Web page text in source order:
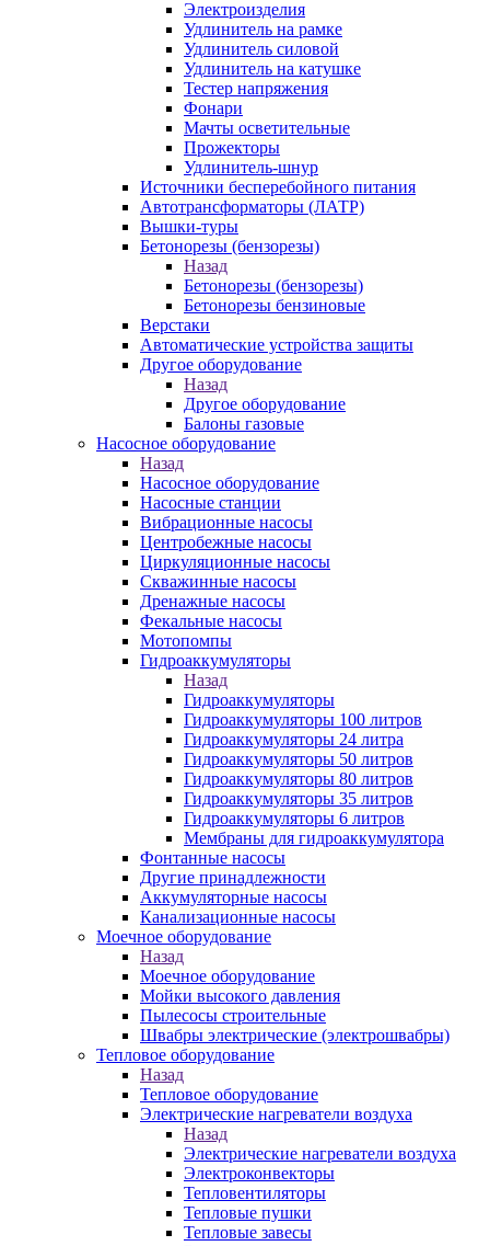
Электроизделия
Удлинитель на рамке
Удлинитель силовой
Удлинитель на катушке
Тестер напряжения
Фонари
Мачты осветительные
Прожекторы
Удлинитель-шнур
Источники бесперебойного питания
Автотрансформаторы (ЛАТР)
Вышки-туры
Бетонорезы (бензорезы)
Назад
Бетонорезы (бензорезы)
Бетонорезы бензиновые
Верстаки
Автоматические устройства защиты
Другое оборудование
Назад
Другое оборудование
Балоны газовые
Насосное оборудование
Назад
Насосное оборудование
Насосные станции
Вибрационные насосы
Центробежные насосы
Циркуляционные насосы
Скважинные насосы
Дренажные насосы
Фекальные насосы
Мотопомпы
Гидроаккумуляторы
Назад
Гидроаккумуляторы
Гидроаккумуляторы 100 литров
Гидроаккумуляторы 24 литра
Гидроаккумуляторы 50 литров
Гидроаккумуляторы 80 литров
Гидроаккумуляторы 35 литров
Гидроаккумуляторы 6 литров
Мембраны для гидроаккумулятора
Фонтанные насосы
Другие принадлежности
Аккумуляторные насосы
Канализационные насосы
Моечное оборудование
Назад
Моечное оборудование
Мойки высокого давления
Пылесосы строительные
Швабры электрические (электрошвабры)
Тепловое оборудование
Назад
Тепловое оборудование
Электрические нагреватели воздуха
Назад
Электрические нагреватели воздуха
Электроконвекторы
Тепловентиляторы
Тепловые пушки
Тепловые завесы